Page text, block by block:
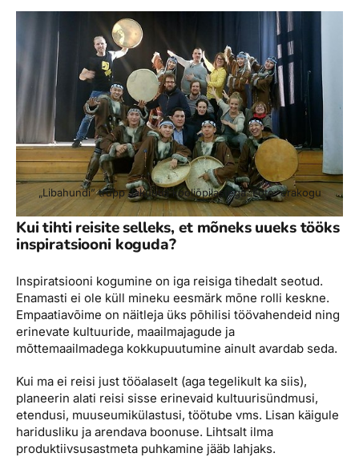
„Libahundi” trupp Jakuutia kooliõpilastega. Foto: erakogu
Kui tihti reisite selleks, et mõneks uueks tööks
inspiratsiooni koguda?
Inspiratsiooni kogumine on iga reisiga tihedalt seotud.
Enamasti ei ole küll mineku eesmärk mõne rolli keskne.
Empaatiavõime on näitleja üks põhilisi töövahendeid ning
erinevate kultuuride, maailmajagude ja
mõttemaailmadega kokkupuutumine ainult avardab seda.
Kui ma ei reisi just tööalaselt (aga tegelikult ka siis),
planeerin alati reisi sisse erinevaid kultuurisündmusi,
etendusi, muuseumikülastusi, töötube vms. Lisan käigule
haridusliku ja arendava boonuse. Lihtsalt ilma
produktiivsusastmeta puhkamine jääb lahjaks.